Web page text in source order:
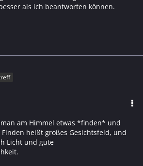
als ich beantworten können.
am Himmel etwas *finden* und
heißt großes Gesichtsfeld, und
Licht und gute